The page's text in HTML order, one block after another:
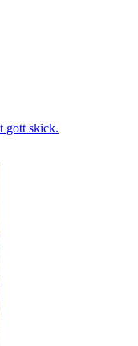
gott skick.